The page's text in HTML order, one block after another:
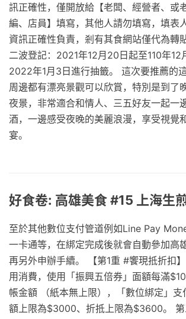
訊正確性，僅開放給【老闆、經營者、或
編、店員】填寫，其他人請勿填寫，填表
資訊正確性負責，剎有其食網站僅代為轉
二波登記：2021年12月20日起至110年12
2022年1月3日進行抽籤。 這次要推薦的
周邊都有漂亮景觀可以欣賞，特別是到了
夜景，非常適合和情人、三五好友一起一
酒，一邊感受夜晚的美麗浪漫，享受視覺
宴。
好食卷: 高雄美食 #15 上海生
至於其他數位支付管道例如Line Pay
一卡通等，在綁定完成後就會自動參加高
再另外申辦手續。 【第1重 #饗現抵折扣
用消費，使用「振興五倍券」面額每滿
帳金額 （紙本無上限），「數位綁定」支
額上限為$3000、折抵上限為$3600。